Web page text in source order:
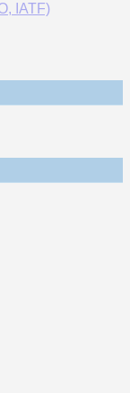
IATF)